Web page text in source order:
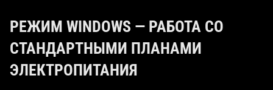
РЕЖИМ WINDOWS — РАБОТА СО
СТАНДАРТНЫМИ ПЛАНАМИ
ЭЛЕКТРОПИТАНИЯ